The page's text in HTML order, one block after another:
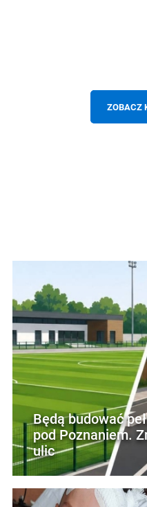
ZOBACZ
Będą budować
pod Poznaniem.
ulic